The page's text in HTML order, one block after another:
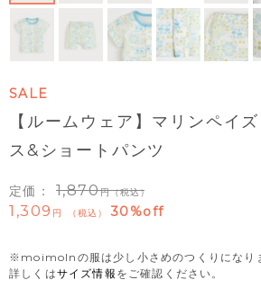
SALE
【ルームウェア】マリンペイ
ス&ショートパンツ
定価： 1,870 （税込）
1,309 税込 30%off
※moimolnの服は少し小さめのつくりになり
詳しくはサイズ情報 をご確認ください。